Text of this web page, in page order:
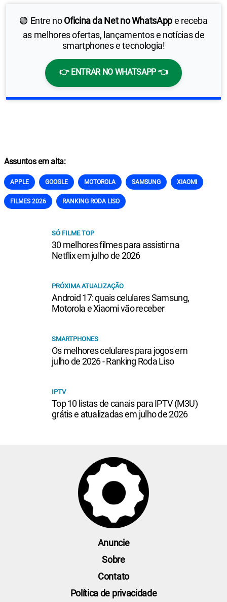
🟢 Entre noOficina da Net no WhatsAppe receba
as melhores ofertas, lançamentos e notícias de
smartphones e tecnologia!
👉 ENTRAR NO WHATSAPP 👈
Assuntos em alta:
APPLE GOOGLE MOTOROLA SAMSUNG XIAOMI
FILMES 2026 RANKING RODA LISO
SÓ FILME TOP
30 melhores filmes para assistir na
Netflix em julho de 2026
PRÓXIMA ATUALIZAÇÃO
Android 17: quais celulares Samsung,
Motorola e Xiaomi vão receber
SMARTPHONES
Os melhores celulares para jogos em
julho de 2026 - Ranking Roda Liso
IPTV
Top 10 listas de canais para IPTV (M3U)
grátis e atualizadas em julho de 2026
Anuncie
Sobre
Contato
Política de privacidade